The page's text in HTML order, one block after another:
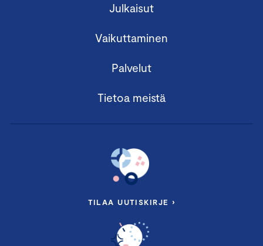
Julkaisut
Vaikuttaminen
Palvelut
Tietoa meistä
TILAA UUTISKIRJE ›